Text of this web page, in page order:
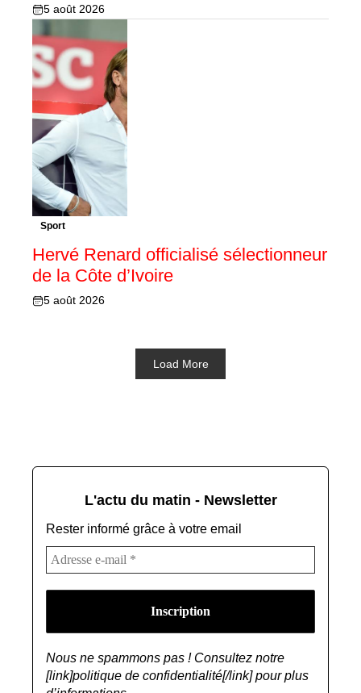
5 août 2026
Sport
Hervé Renard officialisé sélectionneur
de la Côte d’Ivoire
5 août 2026
Load More
L'actu du matin - Newsletter
Rester informé grâce à votre email
Nous ne spammons pas ! Consultez notre
[link]politique de confidentialité[/link] pour plus